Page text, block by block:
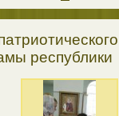
республики